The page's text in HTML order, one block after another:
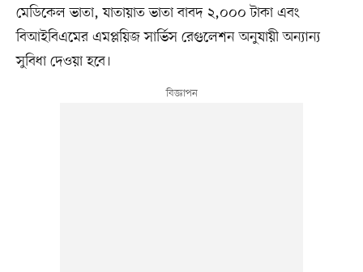
মেডিকেল ভাতা, যাতায়াত ভাতা বাবদ ২,০০০ টাকা এবং
বিআইবিএমের এমপ্লয়িজ সার্ভিস রেগুলেশন অনুযায়ী অন্যান্য
সুবিধা দেওয়া হবে।